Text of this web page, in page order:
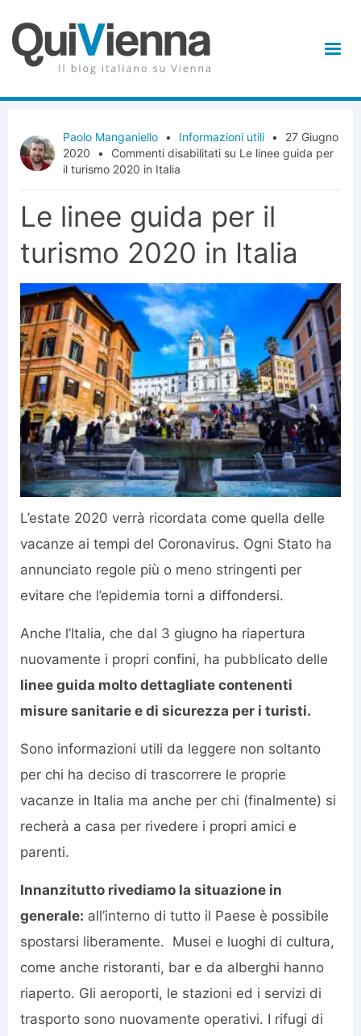
Paolo Manganiello • Informazioni utili •
27 Giugno
2020
• Commenti disabilitati su Le linee guida per
il turismo 2020 in Italia
Le linee guida per il
turismo 2020 in Italia
L’estate 2020 verrà ricordata come quella delle
vacanze ai tempi del Coronavirus. Ogni Stato ha
annunciato regole più o meno stringenti per
evitare che l’epidemia torni a diffondersi.
Anche l’Italia, che dal 3 giugno ha riapertura
nuovamente i propri confini, ha pubblicato delle
linee guida molto dettagliate contenenti
misure sanitarie e di sicurezza per i turisti.
Sono informazioni utili da leggere non soltanto
per chi ha deciso di trascorrere le proprie
vacanze in Italia ma anche per chi (finalmente) si
recherà a casa per rivedere i propri amici e
parenti.
Innanzitutto rivediamo la situazione in
generale: all’interno di tutto il Paese è possibile
spostarsi liberamente. Musei e luoghi di cultura,
come anche ristoranti, bar e da alberghi hanno
riaperto. Gli aeroporti, le stazioni ed i servizi di
trasporto sono nuovamente operativi. I rifugi di